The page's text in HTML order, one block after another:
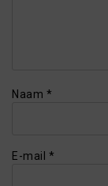
Naam *
E-mail *